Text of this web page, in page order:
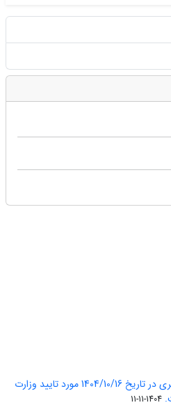
فصلنامه سیاستگذاری پیشرفت شهری در تاریخ 1404/10/16 مورد تایید وزارت
1404-11-11